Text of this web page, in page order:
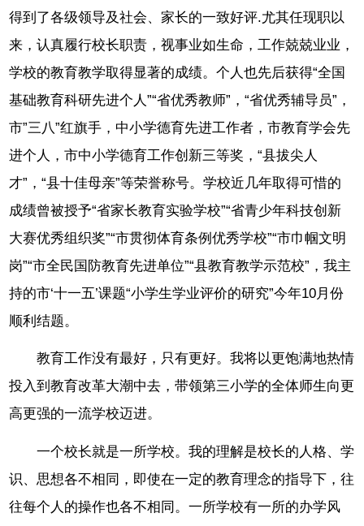
得到了各级领导及社会、家长的一致好评.尤其任现职以
来，认真履行校长职责，视事业如生命，工作兢兢业业，
学校的教育教学取得显著的成绩。个人也先后获得“全国
基础教育科研先进个人”“省优秀教师”，“省优秀辅导员”，
市”三八”红旗手，中小学德育先进工作者，市教育学会先
进个人，市中小学德育工作创新三等奖，“县拔尖人
才”，“县十佳母亲”等荣誉称号。学校近几年取得可惜的
成绩曾被授予“省家长教育实验学校”“省青少年科技创新
大赛优秀组织奖”“市贯彻体育条例优秀学校”“市巾帼文明
岗”“市全民国防教育先进单位”“县教育教学示范校”，我主
持的市‘十一五’课题“小学生学业评价的研究”今年10月份
顺利结题。
教育工作没有最好，只有更好。我将以更饱满地热情
投入到教育改革大潮中去，带领第三小学的全体师生向更
高更强的一流学校迈进。
一个校长就是一所学校。我的理解是校长的人格、学
识、思想各不相同，即使在一定的教育理念的指导下，往
往每个人的操作也各不相同。一所学校有一所的办学风